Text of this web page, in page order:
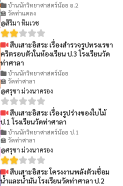
บ้านนักวิทยาศาสตร์น้อย อ.2
🏫 วัดท่าแคลง
@สิริมา ทิมเวช
สืบเสาะอิสระ เรื่องสำรวจรูปทรงเรขา
คริตรอบตัวในห้องเรียน ป.3 โรงเรียนวัด
ท่าศาลา
บ้านนักวิทยาศาสตร์น้อย
🏫 วัดท่าศาลา
@ศรุชา ม่วงนาครอง
สืบเสาะอิสระ เรื่องรูปร่างของใบไม้
ป.1 โรงเรียนวัดท่าศาลา
บ้านนักวิทยาศาสตร์น้อย ป.1
🏫 วัดท่าศาลา
@ศรุชา ม่วงนาครอง
สืบเสาะอิสระ โครงงานพลังตัวเชื่อม
น้ำและน้ำมัน โรงเรียนวัดท่าศาลา ป.2